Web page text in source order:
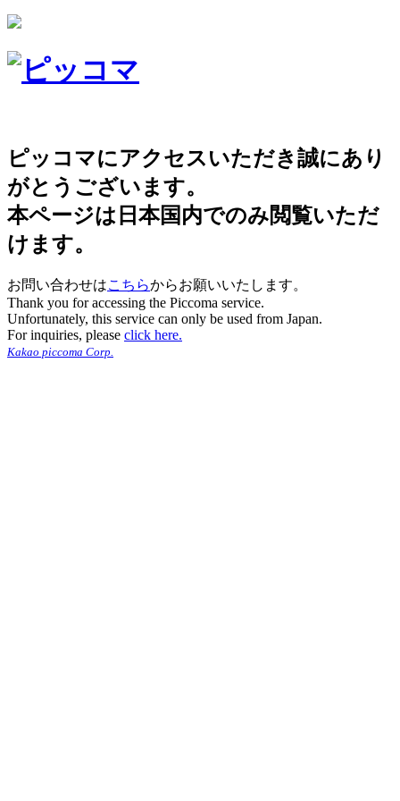
ピッコマにアクセスいただき誠にあり
がとうございます。
本ページは日本国内でのみ閲覧いただ
けます。
お問い合わせはこちらからお願いいたします。
Thank you for accessing the Piccoma service.
Unfortunately, this service can only be used from Japan.
For inquiries, please click here.
Kakao piccoma Corp.